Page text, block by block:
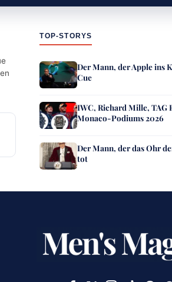
TOP-STORYS
Der Mann, der Apple ins
Cue
IWC, Richard Mille, TAG
Monaco-Podiums 2026
Der Mann, der das Ohr
tot